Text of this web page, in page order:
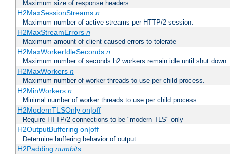
Maximum size of response headers
H2MaxSessionStreams n
Maximum number of active streams per HTTP/2 session.
H2MaxStreamErrors n
Maximum amount of client caused errors to tolerate
H2MaxWorkerIdleSeconds n
Maximum number of seconds h2 workers remain idle until shut down.
H2MaxWorkers n
Maximum number of worker threads to use per child process.
H2MinWorkers n
Minimal number of worker threads to use per child process.
H2ModernTLSOnly on|off
Require HTTP/2 connections to be "modern TLS" only
H2OutputBuffering on|off
Determine buffering behavior of output
H2Padding numbits